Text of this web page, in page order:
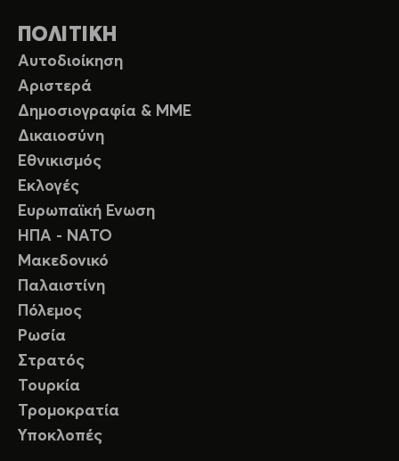
ΠΟΛΙΤΙΚΗ
Αυτοδιοίκηση
Αριστερά
Δημοσιογραφία & ΜΜΕ
Δικαιοσύνη
Εθνικισμός
Εκλογές
Ευρωπαϊκή Ενωση
ΗΠΑ - ΝΑΤΟ
Μακεδονικό
Παλαιστίνη
Πόλεμος
Ρωσία
Στρατός
Τουρκία
Τρομοκρατία
Υποκλοπές